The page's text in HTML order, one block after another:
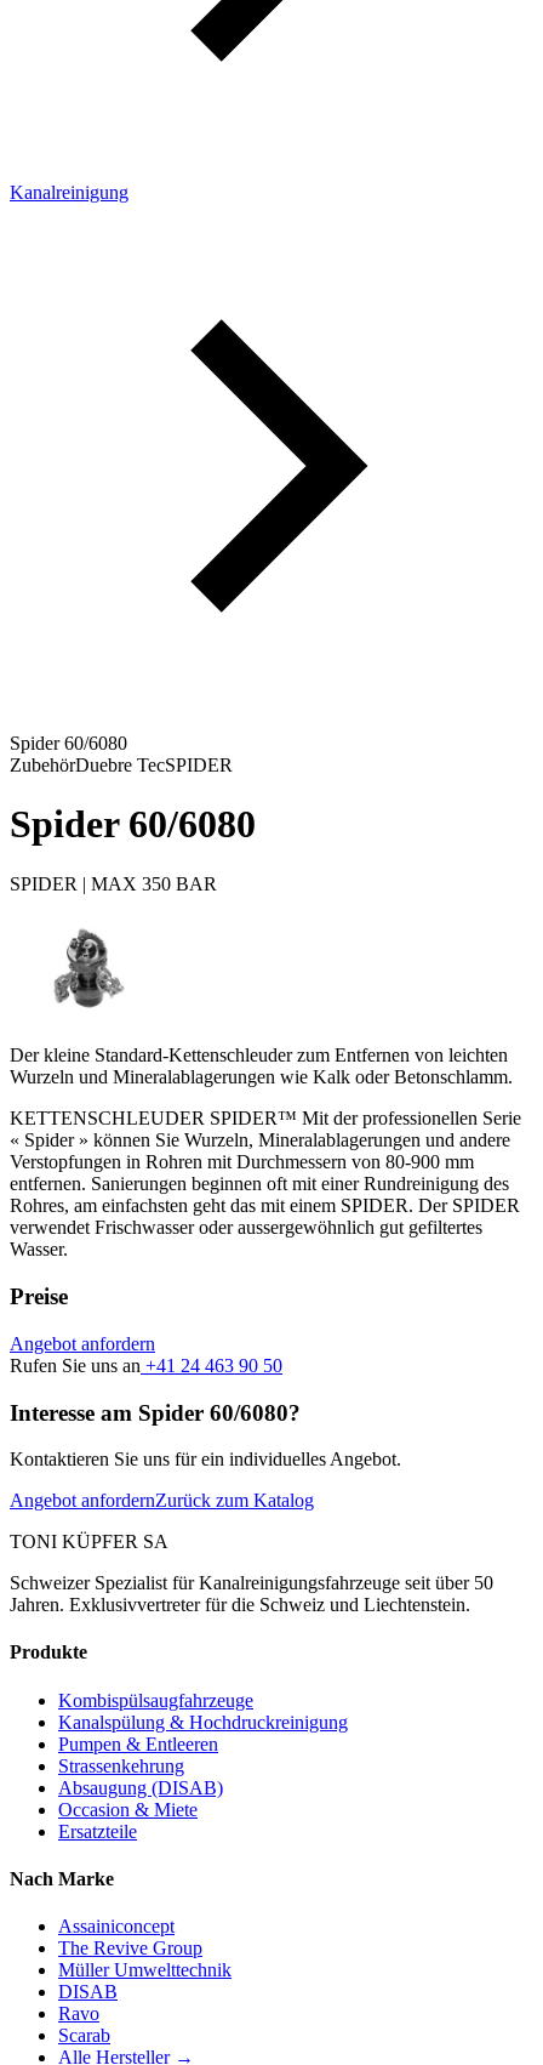
Kanalreinigung
Spider 60/6080
ZubehörDuebre TecSPIDER
Spider 60/6080
SPIDER | MAX 350 BAR
Der kleine Standard-Kettenschleuder zum Entfernen von leichten
Wurzeln und Mineralablagerungen wie Kalk oder Betonschlamm.
KETTENSCHLEUDER SPIDER™ Mit der professionellen Serie
« Spider » können Sie Wurzeln, Mineralablagerungen und andere
Verstopfungen in Rohren mit Durchmessern von 80-900 mm
entfernen. Sanierungen beginnen oft mit einer Rundreinigung des
Rohres, am einfachsten geht das mit einem SPIDER. Der SPIDER
verwendet Frischwasser oder aussergewöhnlich gut gefiltertes
Wasser.
Preise
Angebot anfordern
Rufen Sie uns an +41 24 463 90 50
Interesse am Spider 60/6080?
Kontaktieren Sie uns für ein individuelles Angebot.
Angebot anfordernZurück zum Katalog
TONI KÜPFER SA
Schweizer Spezialist für Kanalreinigungsfahrzeuge seit über 50
Jahren. Exklusivvertreter für die Schweiz und Liechtenstein.
Produkte
Kombispülsaugfahrzeuge
Kanalspülung & Hochdruckreinigung
Pumpen & Entleeren
Strassenkehrung
Absaugung (DISAB)
Occasion & Miete
Ersatzteile
Nach Marke
Assainiconcept
The Revive Group
Müller Umwelttechnik
DISAB
Ravo
Scarab
Alle Hersteller →